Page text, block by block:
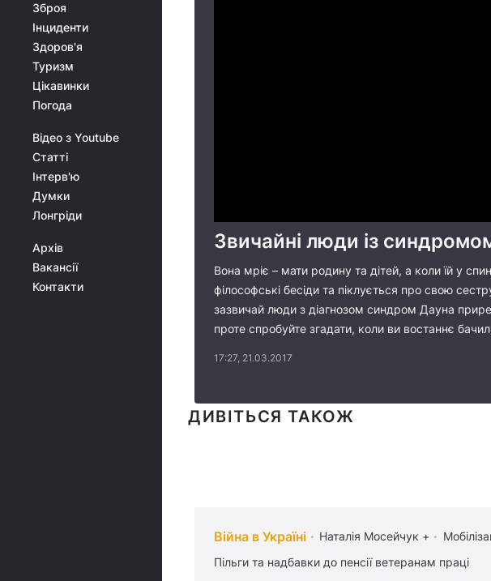
Зброя
Інциденти
Здоров'я
Туризм
Цікавинки
Погода
Відео з Youtube
Статті
Інтерв'ю
Думки
Лонгріди
Архів
Вакансії
Контакти
Звичайні люди із
Вона мріє – мати родину та дітей, а коли їй у
філософські бесіди та піклується про свою
зазвичай люди з діагнозом синдром Дауна
проте спробуйте згадати, коли ви востаннє
17:27, 21.03.2017
ДИВІТЬСЯ ТАКОЖ
Війна в Україні Наталія Мосейчук +
Пільги та надбавки до пенсії ветеранам праці